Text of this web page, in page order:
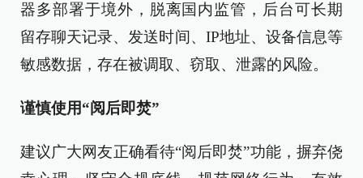
器多部署于境外，脱离国内监管，后台可长期
留存聊天记录、发送时间、IP地址、设备信息等
敏感数据，存在被调取、窃取、泄露的风险。
谨慎使用“阅后即焚”
建议广大网友正确看待“阅后即焚”功能，摒弃侥